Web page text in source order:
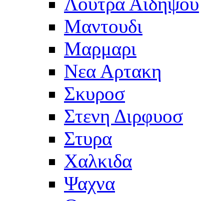
Μαντουδι
Μαρμαρι
Νεα Αρτακη
Σκυροσ
Στενη Διρφυοσ
Στυρα
Χαλκιδα
Ψαχνα